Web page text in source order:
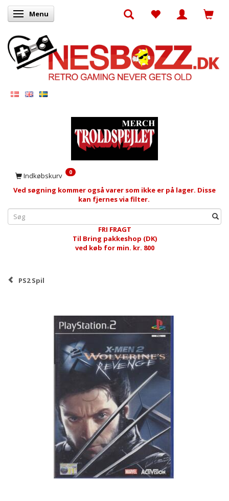
Skifte navigation
Menu
Indkøbskurv 0
Ved søgning kommer også varer som ikke er på lager. Disse
kan fjernes via filter.
FRI FRAGT
Til Bring pakkeshop (DK)
ved køb for min. kr. 800
PS2 Spil